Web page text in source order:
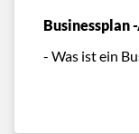
Businessplan
- Was ist ein